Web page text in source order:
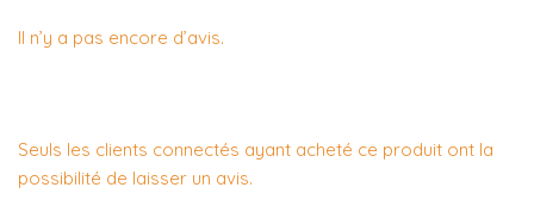
Il n’y a pas encore d’avis.
Seuls les clients connectés ayant acheté ce produit ont la
possibilité de laisser un avis.